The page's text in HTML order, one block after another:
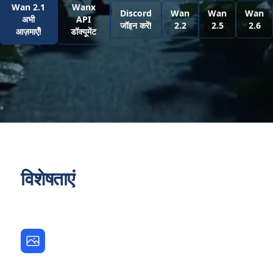
Wan 2.1
अभी
आज़माएँ!
Wanx
API
डॉक्यूमेंट
Discord
जॉइन करें!
Wan
2.2
Wan
2.5
Wan
2.6
विशेषताएं